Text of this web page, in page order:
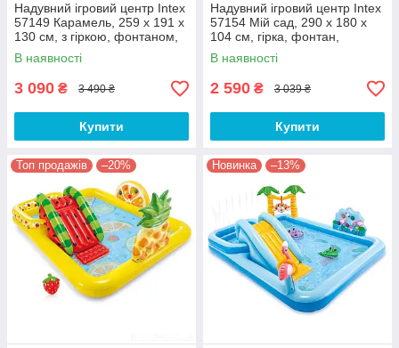
Надувний ігровий центр Intex
57149 Карамель, 259 х 191 х
130 см, з гіркою, фонтаном,
кульками
В наявності
3 090 ₴ 3 490 ₴
Купити
Надувний ігровий центр Intex
57154 Мій сад, 290 х 180 х
104 см, гірка, фонтан,
надувні іграшки, 450 л
В наявності
2 590 ₴ 3 039 ₴
Купити
Топ продажів –20% Новинка –13%